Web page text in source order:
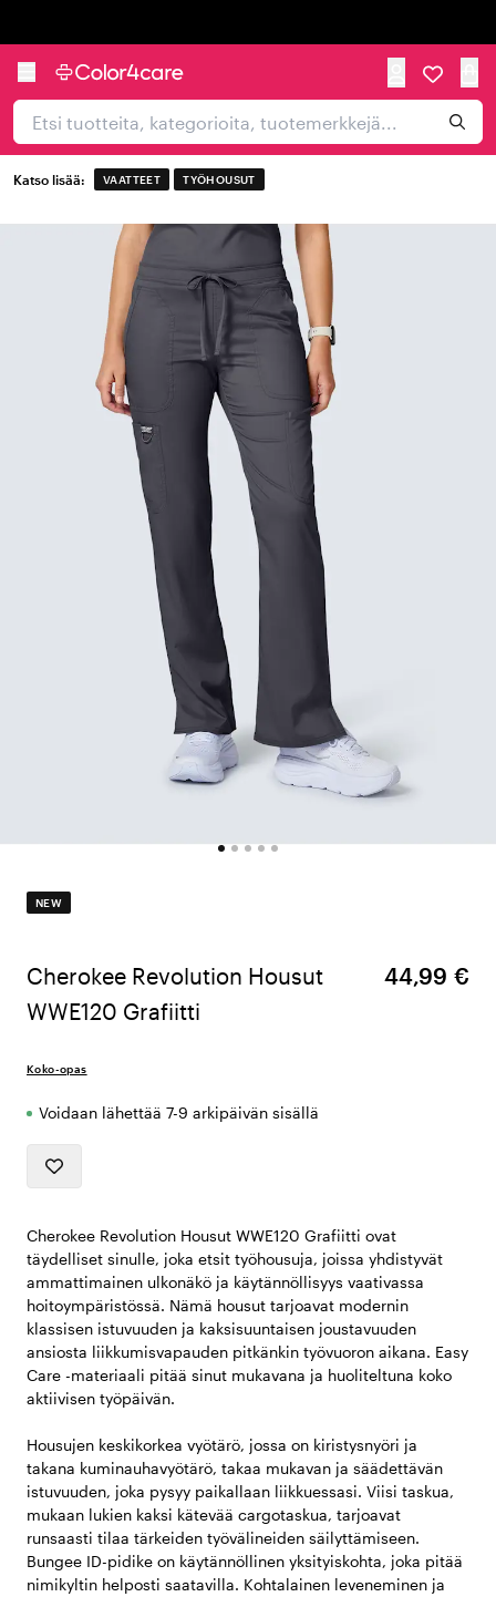
Katso lisää: VAATTEET TYÖHOUSUT
NEW
Cherokee Revolution Housut
WWE120 Grafiitti
44,99 €
Koko-opas
Voidaan lähettää 7-9 arkipäivän sisällä
Cherokee Revolution Housut WWE120 Grafiitti ovat
täydelliset sinulle, joka etsit työhousuja, joissa yhdistyvät
ammattimainen ulkonäkö ja käytännöllisyys vaativassa
hoitoympäristössä. Nämä housut tarjoavat modernin
klassisen istuvuuden ja kaksisuuntaisen joustavuuden
ansiosta liikkumisvapauden pitkänkin työvuoron aikana. Easy
Care -materiaali pitää sinut mukavana ja huoliteltuna koko
aktiivisen työpäivän.
Housujen keskikorkea vyötärö, jossa on kiristysnyöri ja
takana kuminauhavyötärö, takaa mukavan ja säädettävän
istuvuuden, joka pysyy paikallaan liikkuessasi. Viisi taskua,
mukaan lukien kaksi kätevää cargotaskua, tarjoavat
runsaasti tilaa tärkeiden työvälineiden säilyttämiseen.
Bungee ID-pidike on käytännöllinen yksityiskohta, joka pitää
nimikyltin helposti saatavilla. Kohtalainen leveneminen ja